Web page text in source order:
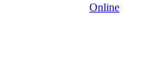
Online